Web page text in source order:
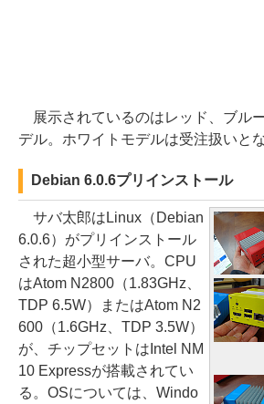
展示されているのはレッド、ブル
デル。ホワイトモデルは受注扱いと
Debian 6.0.6プリインストール
サバ太郎はLinux（Debian
6.0.6）がプリインストール
された超小型サーバ。CPU
はAtom N2800（1.83GHz、
TDP 6.5W）またはAtom N2
600（1.6GHz、TDP 3.5W）
が、チップセットはIntel NM
10 Expressが搭載されてい
る。OSについては、Windo